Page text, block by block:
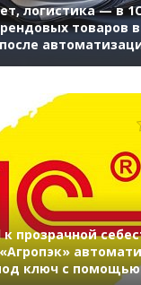
логистика — в
товаров
к прозрачной
ключ с